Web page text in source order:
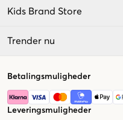
Kids Brand Store
Trender nu
Betalingsmuligheder
Leveringsmuligheder